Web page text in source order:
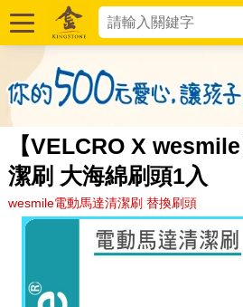
【VELCRO X
潔刷 大海綿刷頭1入
wesmile電動馬達清潔刷 替換刷頭